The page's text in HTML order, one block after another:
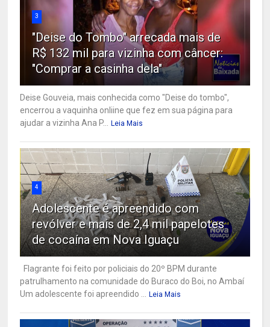
3
"Deise do Tombo" arrecada mais de
R$ 132 mil para vizinha com câncer:
"Comprar a casinha dela"
Deise Gouveia, mais conhecida como "Deise do tombo",
encerrou a vaquinha onliine que fez em sua página para
ajudar a vizinha Ana P...
Leia Mais
4
Adolescente é apreendido com
revólver e mais de 2,4 mil papelotes
de cocaína em Nova Iguaçu
Flagrante foi feito por policiais do 20º BPM durante
patrulhamento na comunidade do Buraco do Boi, no Ambaí
Um adolescente foi apreendido ...
Leia Mais